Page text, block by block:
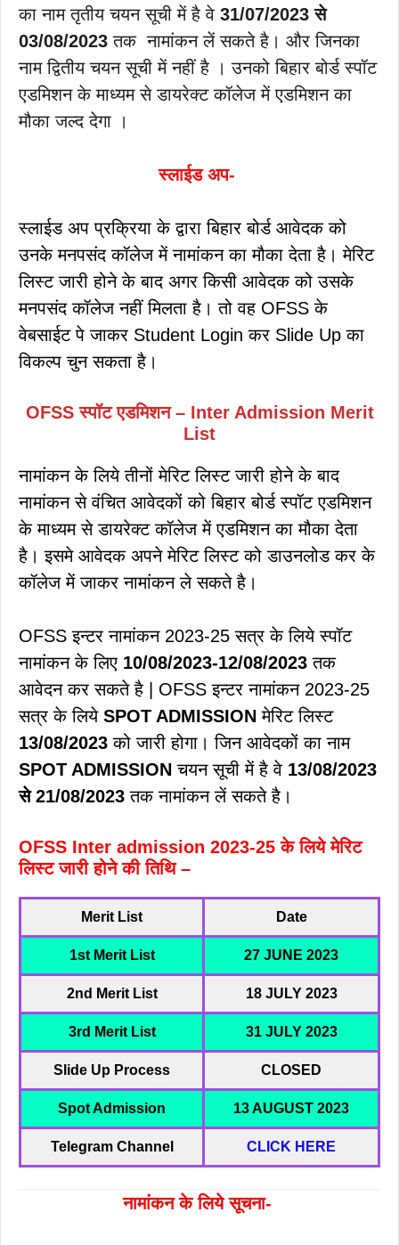
का नाम तृतीय चयन सूची में है वे 31/07/2023 से
03/08/2023तक नामांकन लें सकते है। और जिनका
नाम द्वितीय चयन सूची में नहीं है । उनको बिहार बोर्ड स्पॉट
एडमिशन के माध्यम से डायरेक्ट कॉलेज में एडमिशन का
मौका जल्द देगा ।
स्लाईड अप-
स्लाईड अप प्रक्रिया के द्वारा बिहार बोर्ड आवेदक को
उनके मनपसंद कॉलेज में नामांकन का मौका देता है। मेरिट
लिस्ट जारी होने के बाद अगर किसी आवेदक को उसके
मनपसंद कॉलेज नहीं मिलता है। तो वह OFSS के
वेबसाईट पे जाकर Student Login कर Slide Up का
विकल्प चुन सकता है।
OFSS स्पॉट एडमिशन – Inter Admission Merit
List
नामांकन के लिये तीनों मेरिट लिस्ट जारी होने के बाद
नामांकन से वंचित आवेदकों को बिहार बोर्ड स्पॉट एडमिशन
के माध्यम से डायरेक्ट कॉलेज में एडमिशन का मौका देता
है। इसमे आवेदक अपने मेरिट लिस्ट को डाउनलोड कर के
कॉलेज में जाकर नामांकन ले सकते है।
OFSS इन्टर नामांकन 2023-25 सत्र के लिये स्पॉट
नामांकन के लिए 10/08/2023-12/08/2023तक
आवेदन कर सकते है | OFSS इन्टर नामांकन 2023-25
सत्र के लिये SPOT ADMISSION मेरिट लिस्ट
13/08/2023 को जारी होगा। जिन आवेदकों का नाम
SPOT ADMISSION चयन सूची में है वे 13/08/2023
से 21/08/2023तक नामांकन लें सकते है।
OFSS Inter admission 2023-25 के लिये मेरिट
लिस्ट जारी होने की तिथि –
Merit List Date
1st Merit List 27 JUNE 2023
2nd Merit List 18 JULY 2023
3rd Merit List 31 JULY 2023
Slide Up Process CLOSED
Spot Admission 13 AUGUST 2023
Telegram Channel CLICK HERE
नामांकन के लिये सूचना-